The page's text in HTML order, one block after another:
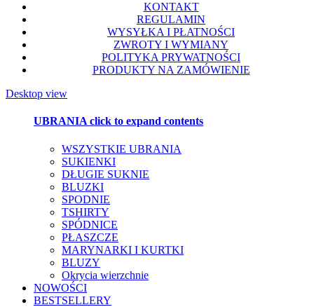
KONTAKT
REGULAMIN
WYSYŁKA I PŁATNOŚCI
ZWROTY I WYMIANY
POLITYKA PRYWATNOŚCI
PRODUKTY NA ZAMÓWIENIE
Desktop view
UBRANIAclick to expand contents
WSZYSTKIE UBRANIA
SUKIENKI
DŁUGIE SUKNIE
BLUZKI
SPODNIE
TSHIRTY
SPÓDNICE
PŁASZCZE
MARYNARKI I KURTKI
BLUZY
Okrycia wierzchnie
NOWOŚCI
BESTSELLERY